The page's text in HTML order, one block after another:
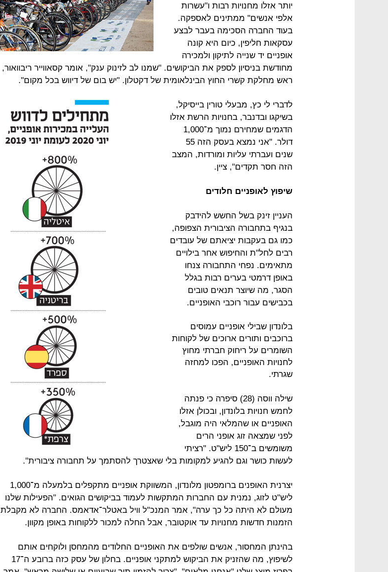
יותר אזלו מחנויות רבות ו"עשרות
אלפי אנשים" ממתינים לאספקה.
בעוד החברה הסכימה בעבר לבצע
עסקאות חליפין, כיום היא קונה
אופניים יד שנייה לתיקון ולמכירה
מחודשת בניסיון לספק את הביקושים. "שמנו לב לזינוק ענק", אומר קסאווייר ריבוואור,
ראש מחלקת קשרי החוץ הבינלאומית של דקטלון. "יש בום של דיווש בכל מקום".
לדברי לי כץ, מבעלי טורין בייסיקל,
בשיקגו ובדנבר, בחנויות הרשת אזלו
הדגמים שמחירם נמוך מ־1,000
דולר. "אני נמצא בעסק הזה 55
שנים ועברתי עליות ומורדות, המצב
הזה חסר תקדים", ציין.
שיפוץ לאופניים חלודים
העניין זינק בשל החשש להידבק
בנגיף בתחבורה הציבורית הצפופה,
כמו גם בעקבות יציאתם של עובדים
רבים לחל"ת והחיפוש אחר בילויים
מתאימים. נפחי התחבורה צנחו
באופן דרמטי בערים רבות בגלל
הסגר, מה שיוצר תנאים טובים
בכבישים עבור רוכבי האופניים.
בלונדון שבילי אופניים עמוסים
ברוכבים ותורים ארוכים של לקוחות
השומרים על ריחוק חברתי מחוץ
לחנויות האופניים, הפכו למחזה
שגרתי.
שילה ווסה (28) סיפרה כי פנתה
לחמש חנויות בלונדון, ובכולן אזלו
האופניים או שהמלאי היה מוגבל,
לפני שמצאה זוג אופני הרים
משומשים ב־150 ליש"ט. "רציתי
לעשות כושר וגם להגיע למקומות בלי שאצטרך להסתמך על תחבורה ציבורית".
יצרנית האופנים ברומפטון מלונדון, המשווקת אופניים מתקפלים בלמעלה מ־1,000
ליש"ט לזוג, נמנית עם החברות המתקשות לעמוד בביקושים הגואים. "הפעילות שלנו
מעולם לא היתה כל כך ערה", אמר המנכ"ל וויל באטלר־אדאמס. החברה לא מקבלת
הזמנות חדשות מחנויות עד אוקטובר, אבל החלה למכור ללקוחות באופן מקוון.
בהינתן המחסור, אנשים שולפים את האופניים החלודים מהמחסן ולוקחים אותם
לשיפוץ, מה שהזניק את הביקוש למתקני אופניים. בחלון של עסק כזה ברובע ה־17